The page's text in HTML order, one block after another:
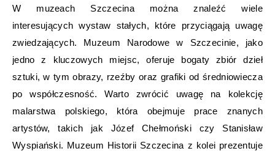
W muzeach Szczecina można znaleźć wiele
interesujących wystaw stałych, które przyciągają uwagę
zwiedzających. Muzeum Narodowe w Szczecinie, jako
jedno z kluczowych miejsc, oferuje bogaty zbiór dzieł
sztuki, w tym obrazy, rzeźby oraz grafiki od średniowiecza
po współczesność. Warto zwrócić uwagę na kolekcję
malarstwa polskiego, która obejmuje prace znanych
artystów, takich jak Józef Chełmoński czy Stanisław
Wyspiański. Muzeum Historii Szczecina z kolei prezentuje